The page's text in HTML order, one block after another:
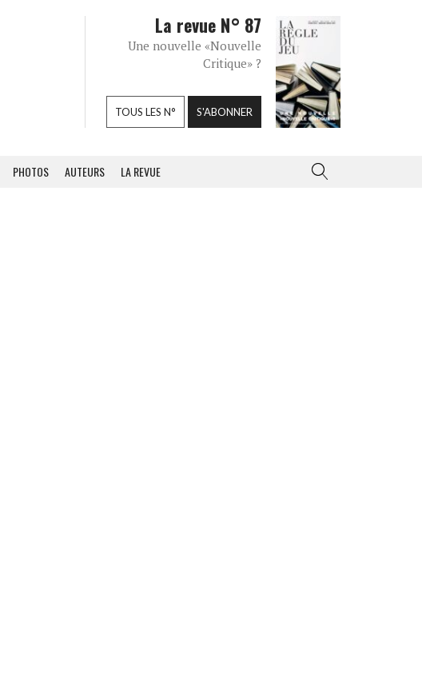
La revue N° 87
Une nouvelle «Nouvelle
Critique» ?
TOUS LES N° S'ABONNER
PHOTOS AUTEURS LA REVUE